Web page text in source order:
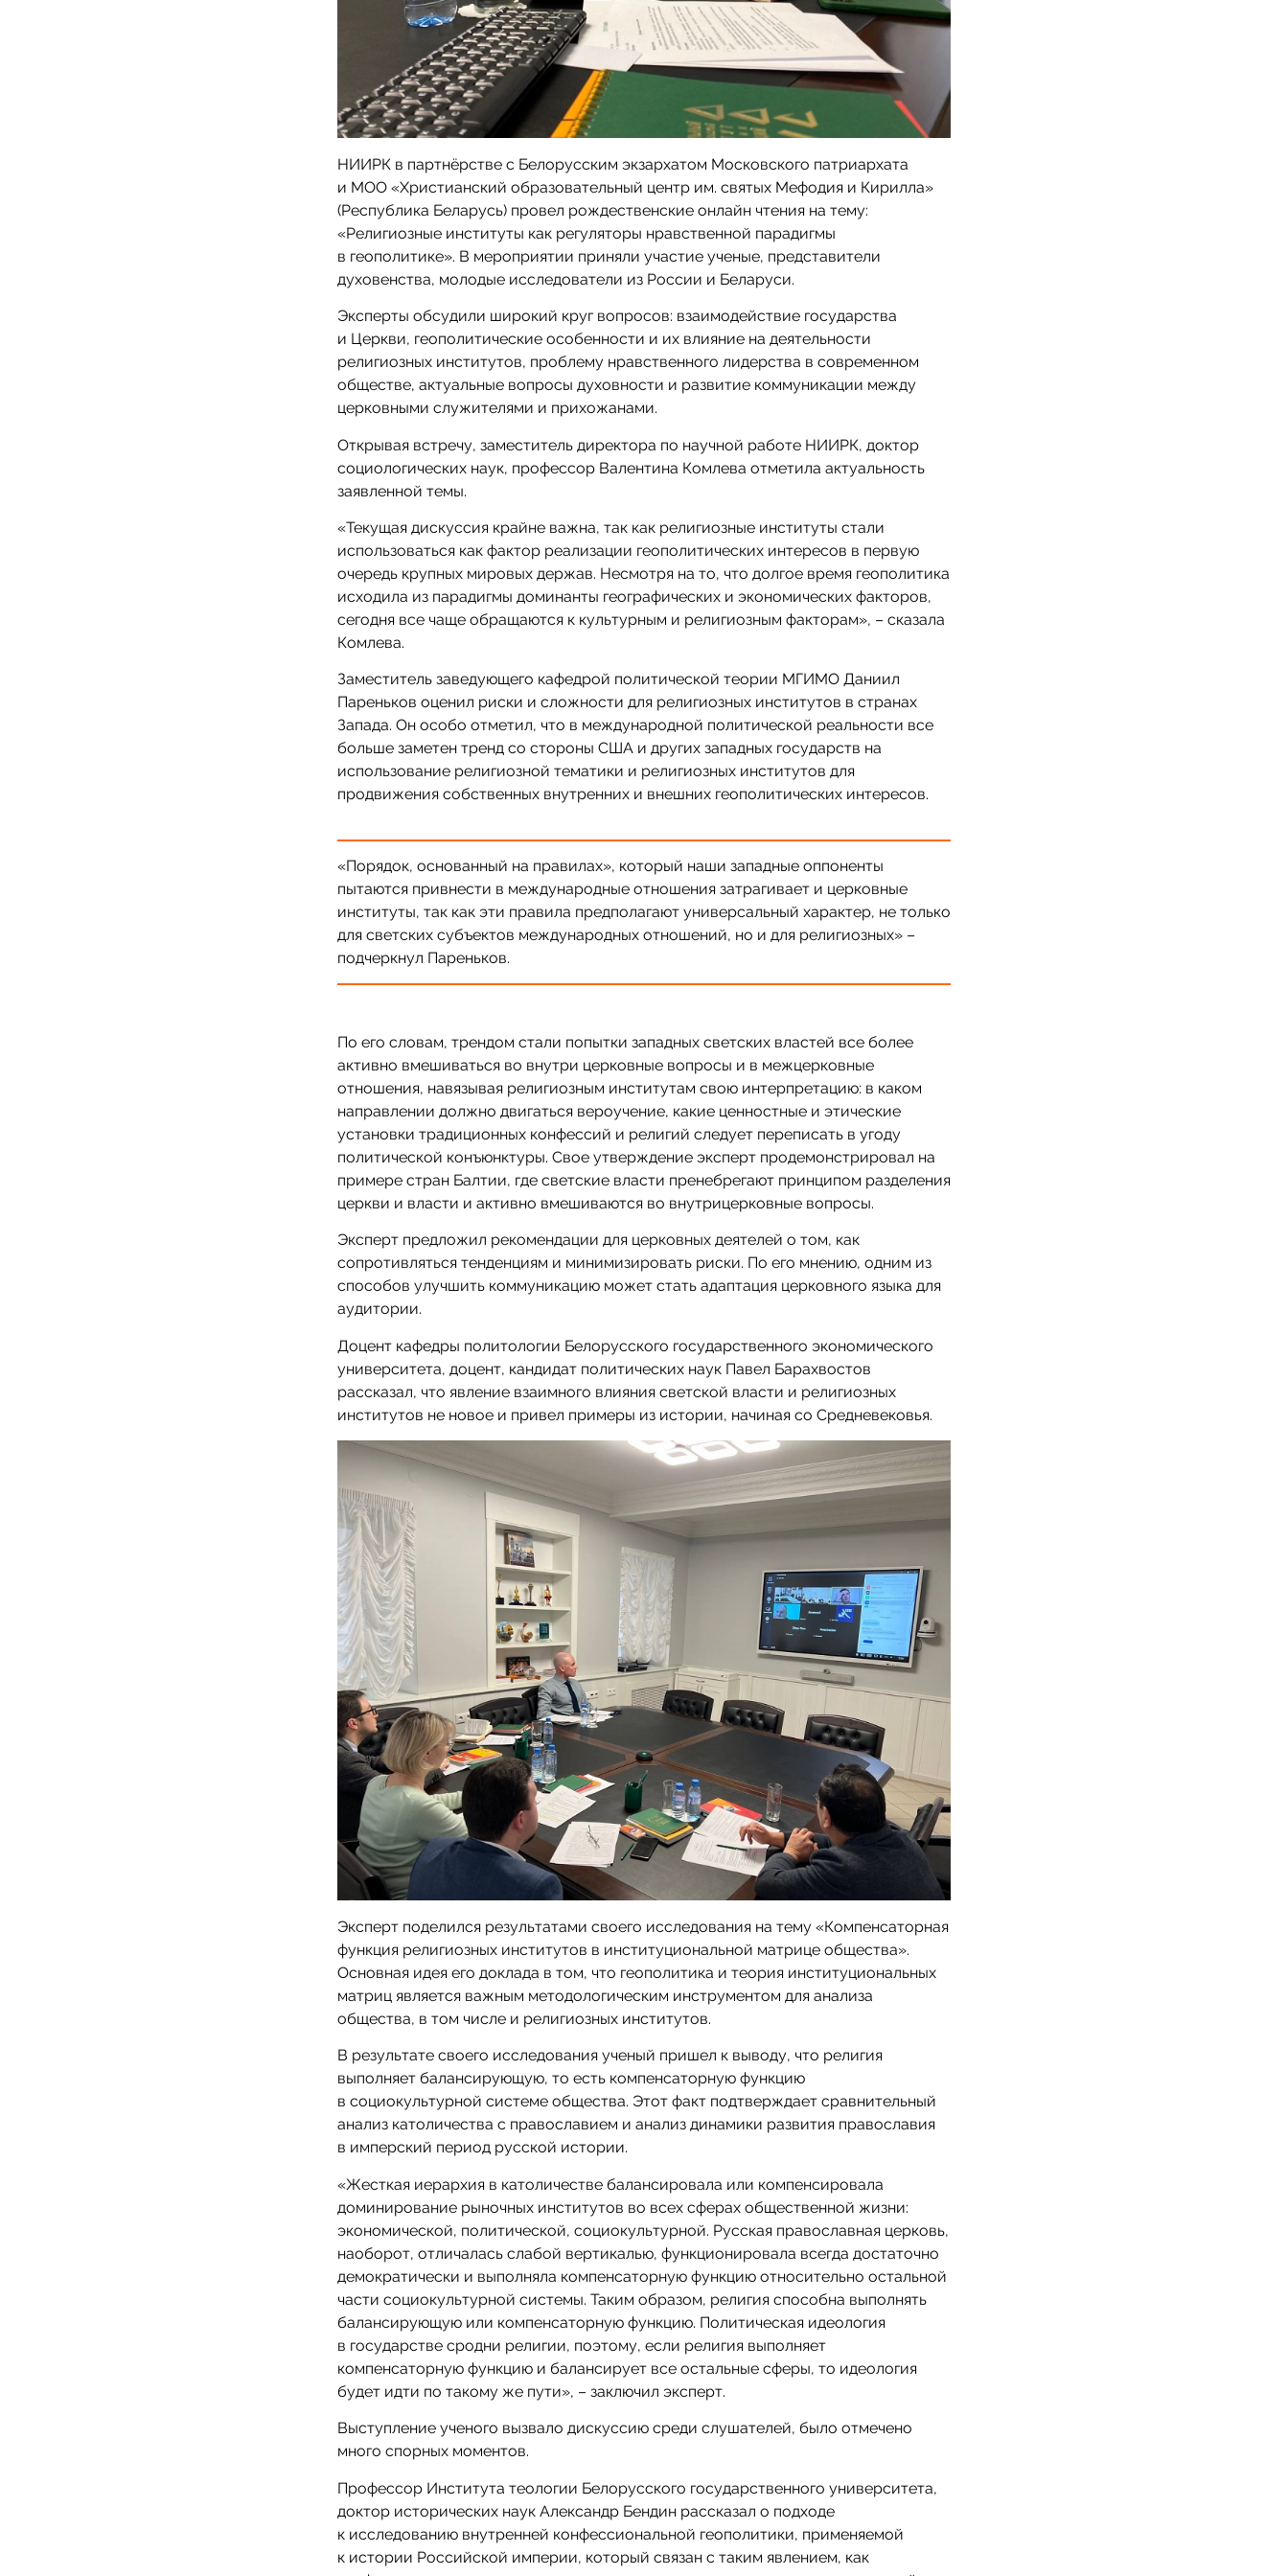
НИИРК в партнёрстве с Белорусским экзархатом Московского патриархата
и МОО «Христианский образовательный центр им. святых Мефодия и Кирилла»
(Республика Беларусь) провел рождественские онлайн чтения на тему:
«Религиозные институты как регуляторы нравственной парадигмы
в геополитике». В мероприятии приняли участие ученые, представители
духовенства, молодые исследователи из России и Беларуси.
Эксперты обсудили широкий круг вопросов: взаимодействие государства
и Церкви, геополитические особенности и их влияние на деятельности
религиозных институтов, проблему нравственного лидерства в современном
обществе, актуальные вопросы духовности и развитие коммуникации между
церковными служителями и прихожанами.
Открывая встречу, заместитель директора по научной работе НИИРК, доктор
социологических наук, профессор Валентина Комлева отметила актуальность
заявленной темы.
«Текущая дискуссия крайне важна, так как религиозные институты стали
использоваться как фактор реализации геополитических интересов в первую
очередь крупных мировых держав. Несмотря на то, что долгое время геополитика
исходила из парадигмы доминанты географических и экономических факторов,
сегодня все чаще обращаются к культурным и религиозным факторам», – сказала
Комлева.
Заместитель заведующего кафедрой политической теории МГИМО Даниил
Пареньков оценил риски и сложности для религиозных институтов в странах
Запада. Он особо отметил, что в международной политической реальности все
больше заметен тренд со стороны США и других западных государств на
использование религиозной тематики и религиозных институтов для
продвижения собственных внутренних и внешних геополитических интересов.
«Порядок, основанный на правилах», который наши западные оппоненты
пытаются привнести в международные отношения затрагивает и церковные
институты, так как эти правила предполагают универсальный характер, не только
для светских субъектов международных отношений, но и для религиозных» –
подчеркнул Пареньков.
По его словам, трендом стали попытки западных светских властей все более
активно вмешиваться во внутри церковные вопросы и в межцерковные
отношения, навязывая религиозным институтам свою интерпретацию: в каком
направлении должно двигаться вероучение, какие ценностные и этические
установки традиционных конфессий и религий следует переписать в угоду
политической конъюнктуры. Свое утверждение эксперт продемонстрировал на
примере стран Балтии, где светские власти пренебрегают принципом разделения
церкви и власти и активно вмешиваются во внутрицерковные вопросы.
Эксперт предложил рекомендации для церковных деятелей о том, как
сопротивляться тенденциям и минимизировать риски. По его мнению, одним из
способов улучшить коммуникацию может стать адаптация церковного языка для
аудитории.
Доцент кафедры политологии Белорусского государственного экономического
университета, доцент, кандидат политических наук Павел Барахвостов
рассказал, что явление взаимного влияния светской власти и религиозных
институтов не новое и привел примеры из истории, начиная со Средневековья.
Эксперт поделился результатами своего исследования на тему «Компенсаторная
функция религиозных институтов в институциональной матрице общества».
Основная идея его доклада в том, что геополитика и теория институциональных
матриц является важным методологическим инструментом для анализа
общества, в том числе и религиозных институтов.
В результате своего исследования ученый пришел к выводу, что религия
выполняет балансирующую, то есть компенсаторную функцию
в социокультурной системе общества. Этот факт подтверждает сравнительный
анализ католичества с православием и анализ динамики развития православия
в имперский период русской истории.
«Жесткая иерархия в католичестве балансировала или компенсировала
доминирование рыночных институтов во всех сферах общественной жизни:
экономической, политической, социокультурной. Русская православная церковь,
наоборот, отличалась слабой вертикалью, функционировала всегда достаточно
демократически и выполняла компенсаторную функцию относительно остальной
части социокультурной системы. Таким образом, религия способна выполнять
балансирующую или компенсаторную функцию. Политическая идеология
в государстве сродни религии, поэтому, если религия выполняет
компенсаторную функцию и балансирует все остальные сферы, то идеология
будет идти по такому же пути», – заключил эксперт.
Выступление ученого вызвало дискуссию среди слушателей, было отмечено
много спорных моментов.
Профессор Института теологии Белорусского государственного университета,
доктор исторических наук Александр Бендин рассказал о подходе
к исследованию внутренней конфессиональной геополитики, применяемой
к истории Российской империи, который связан с таким явлением, как